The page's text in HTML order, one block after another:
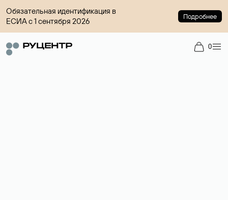
Обязательная идентификация в
ЕСИА с 1 сентября 2026
Подробнее
0